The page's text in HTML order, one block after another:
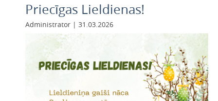
Priecīgas Lieldienas!
Administrator | 31.03.2026